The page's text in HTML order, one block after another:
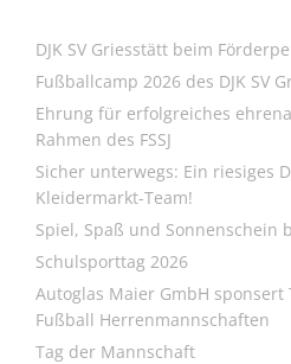
DJK SV Griesstätt beim
Fußballcamp 2026 des DJK SV
Ehrung für erfolgreiches
Rahmen des FSSJ
Sicher unterwegs: Ein riesiges
Kleidermarkt-Team!
Spiel, Spaß und Sonnenschein
Schulsporttag 2026
Autoglas Maier GmbH
Fußball Herrenmannschaften
Tag der Mannschaft